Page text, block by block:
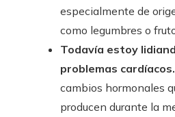
especialmente de
como legumbres o
Todavía estoy
problemas cardíacos.
cambios hormonales
producen durante la